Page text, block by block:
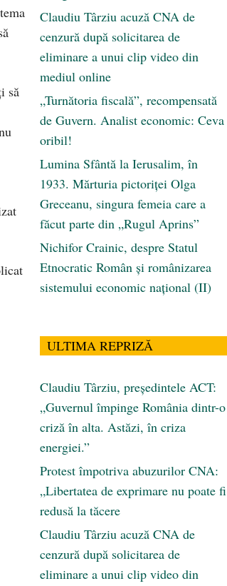
să
Claudiu Târziu acuză CNA de
cenzură după solicitarea de
eliminare a unui clip video din
mediul online
„Turnătoria fiscală”, recompensată
de Guvern. Analist economic: Ceva
oribil!
Lumina Sfântă la Ierusalim, în
1933. Mărturia pictoriței Olga
Greceanu, singura femeia care a
făcut parte din „Rugul Aprins”
Nichifor Crainic, despre Statul
Etnocratic Român şi românizarea
sistemului economic naţional (II)
ULTIMA REPRIZĂ
Claudiu Târziu, președintele ACT:
„Guvernul împinge România dintr-o
criză în alta. Astăzi, în criza
energiei.”
Protest împotriva abuzurilor CNA:
„Libertatea de exprimare nu poate fi
redusă la tăcere
Claudiu Târziu acuză CNA de
cenzură după solicitarea de
eliminare a unui clip video din